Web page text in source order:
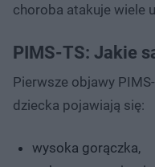
choroba atakuje wiele
PIMS-TS: Jakie
Pierwsze objawy
dziecka pojawiają się:
wysoka gorączka,